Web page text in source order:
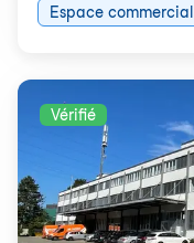
Espace commercial
Vérifié